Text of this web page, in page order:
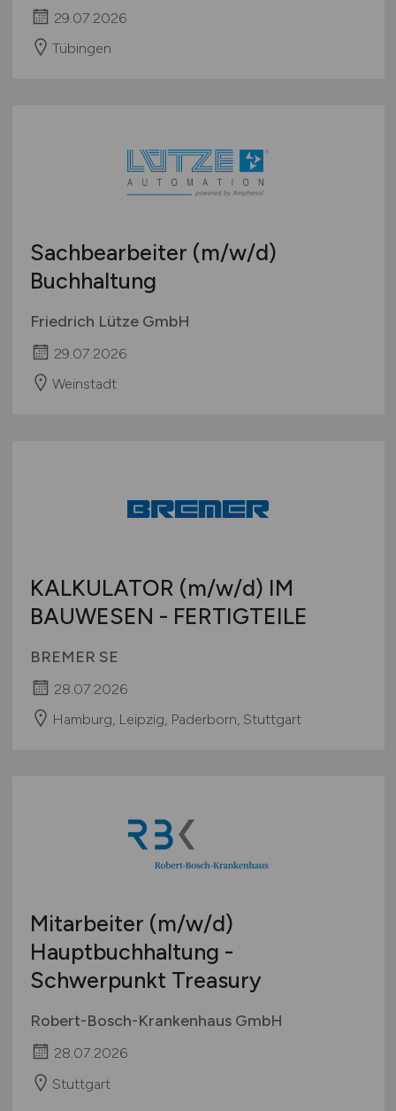
29.07.2026
Tübingen
Sachbearbeiter (m/w/d)
Buchhaltung
Friedrich Lütze GmbH
29.07.2026
Weinstadt
KALKULATOR (m/w/d) IM
BAUWESEN - FERTIGTEILE
BREMER SE
28.07.2026
Hamburg, Leipzig, Paderborn, Stuttgart
Mitarbeiter (m/w/d)
Hauptbuchhaltung -
Schwerpunkt Treasury
Robert-Bosch-Krankenhaus GmbH
28.07.2026
Stuttgart